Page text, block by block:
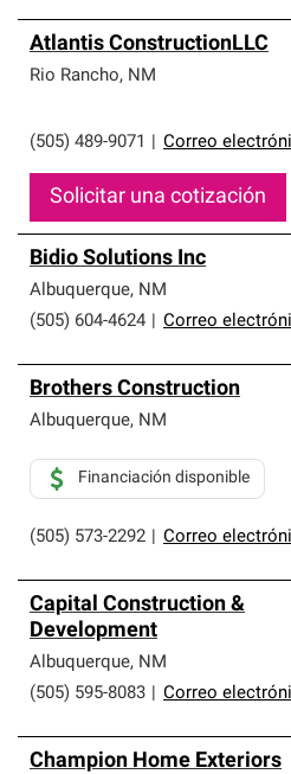
Atlantis ConstructionLLC
Rio Rancho, NM
(505) 489-9071 Correo
Solicitar una cotización
Bidio Solutions Inc
Albuquerque, NM
(505) 604-4624
Correo
Brothers Construction
Albuquerque, NM
(505) 573-2292 Correo
Financiación disponible
Capital Construction &
Development
Albuquerque, NM
(505) 595-8083
Correo
Champion Home Exteriors